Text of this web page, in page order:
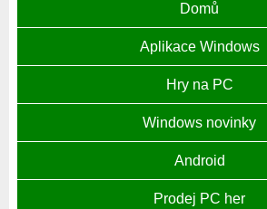
Domů
Aplikace Windows
Hry na PC
Windows novinky
Android
Prodej PC her